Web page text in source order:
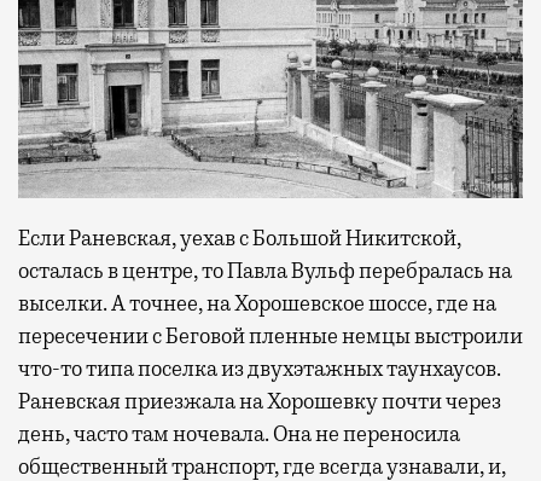
Если Раневская, уехав с Большой Никитской,
осталась в центре, то Павла Вульф перебралась на
выселки. А точнее, на Хорошевское шоссе, где на
пересечении с Беговой пленные немцы выстроили
что-то типа поселка из двухэтажных таунхаусов.
Раневская приезжала на Хорошевку почти через
день, часто там ночевала. Она не переносила
общественный транспорт, где всегда узнавали, и,